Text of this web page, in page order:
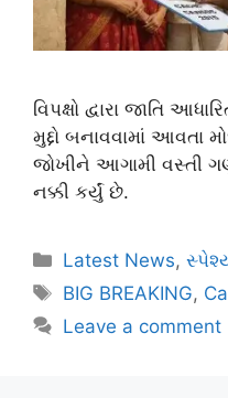
વિપક્ષો દ્વારા જાતિ
મુદ્દો બનાવવામાં આવતા
જોખીને આગામી વસ્તી
નક્કી કર્યું છે.
Latest News,
BIG BREAKING,
Leave a comment